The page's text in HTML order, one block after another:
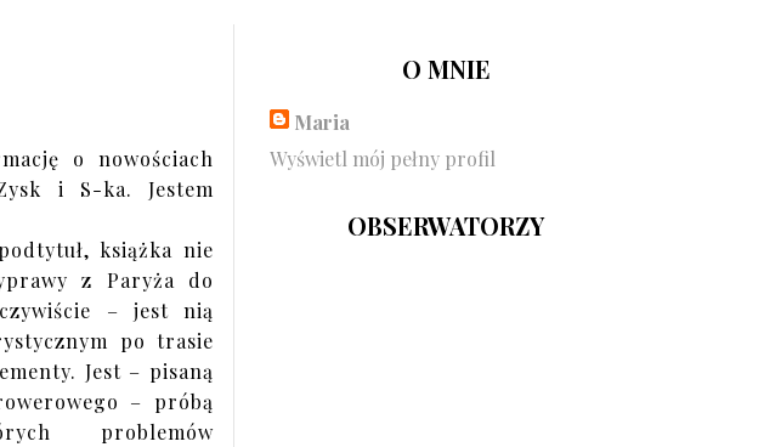
o nowościach
i S-ka. Jestem
książka nie
z Paryża do
– jest nią
po trasie
Jest – pisaną
– próbą
problemów
O MNIE
Maria
Wyświetl mój pełny profil
OBSERWATORZY